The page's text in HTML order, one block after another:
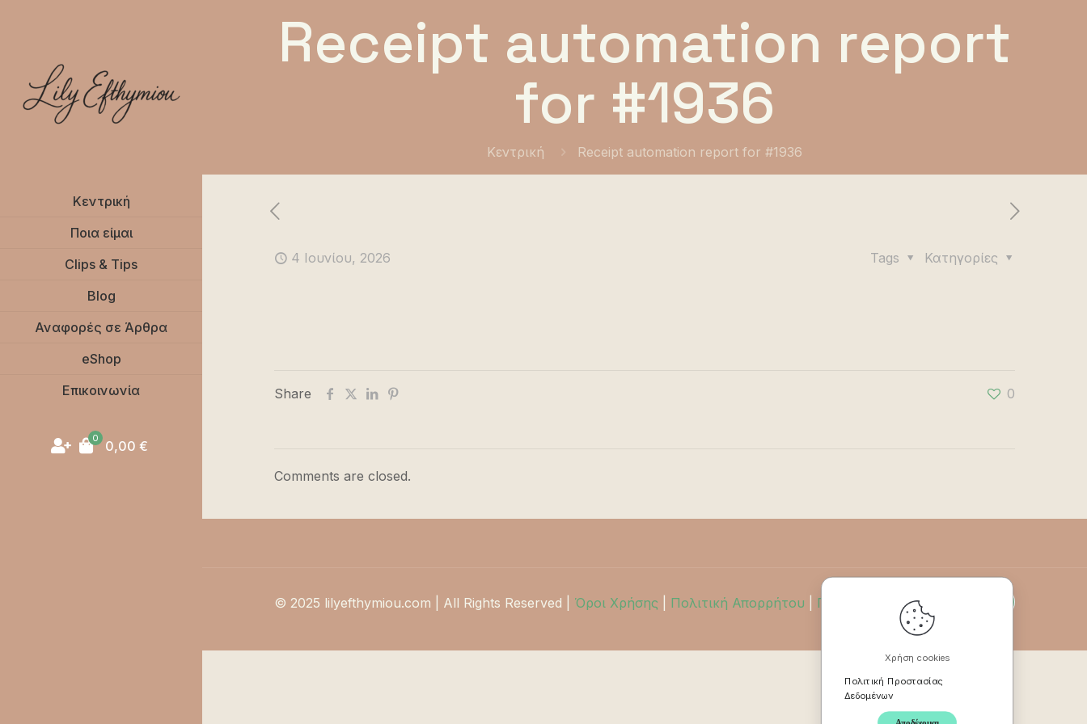
Κεντρική
Ποια είμαι
Clips & Tips
Blog
Αναφορές σε Άρθρα
eShop
Επικοινωνία
0 0,00 €
Receipt automation report
for #1936
Κεντρική Receipt automation report for #1936
4 Ιουνίου, 2026 Κατηγορίες
Tags
Share 0
Comments are closed.
© 2025 lilyefthymiou.com | All Rights Reserved | Όροι Χρήσης Πολιτική Απορρήτου Πολιτική Επιστροφών
Χρήση cookies
Πολιτική Προστασίας
Δεδομένων
Αποδέχομαι